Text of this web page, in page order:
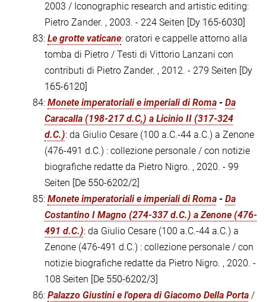
2003 / Iconographic research and artistic editing:
Pietro Zander. , 2003. - 224 Seiten [Dy 165-6030]
83: Le grotte vaticane: oratori e cappelle attorno alla
tomba di Pietro / Testi di Vittorio Lanzani con
contributi di Pietro Zander. , 2012. - 279 Seiten [Dy
165-6120]
84: Monete imperatoriali e imperiali di Roma - Da
Caracalla (198-217 d.C,) a Licinio II (317-324
d.C.): da Giulio Cesare (100 a.C.-44 a.C.) a Zenone
(476-491 d.C.) : collezione personale / con notizie
biografiche redatte da Pietro Nigro. , 2020. - 99
Seiten [De 550-6202/2]
85: Monete imperatoriali e imperiali di Roma - Da
Costantino I Magno (274-337 d.C.) a Zenone (476-
491 d.C.): da Giulio Cesare (100 a.C.-44 a.C.) a
Zenone (476-491 d.C.) : collezione personale / con
notizie biografiche redatte da Pietro Nigro. , 2020. -
108 Seiten [De 550-6202/3]
86: Palazzo Giustini e l'opera di Giacomo Della Porta /